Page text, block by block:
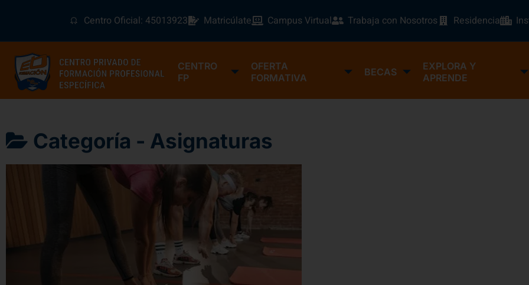
Centro Oficial: 45013923 Matricúlate Campus Virtual Trabaja con Nosotros Residencia
CENTRO
FP
OFERTA
FORMATIVA
BECAS
EXPLORA Y
APRENDE
Categoría - Asignaturas